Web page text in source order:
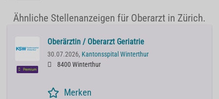
Ähnliche Stellenanzeigen für Oberarzt in Zürich.
Premium
Oberärztin / Oberarzt Geriatrie
30.07.2026, Kantonsspital Winterthur
8400 Winterthur
Merken